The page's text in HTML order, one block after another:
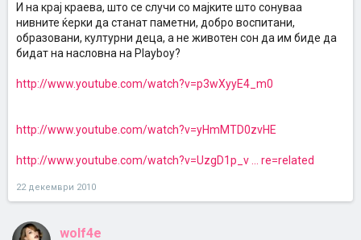
И на крај краева, што се случи со мајките што сонуваа
нивните ќерки да станат паметни, добро воспитани,
образовани, културни деца, а не животен сон да им биде да
бидат на насловна на Playboy?
http://www.youtube.com/watch?v=p3wXyyE4_m0
http://www.youtube.com/watch?v=yHmMTD0zvHE
http://www.youtube.com/watch?v=UzgD1p_v ... re=related
22 декември 2010
wolf4e